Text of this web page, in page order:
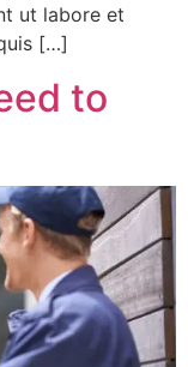
ut labore et
[…]
to